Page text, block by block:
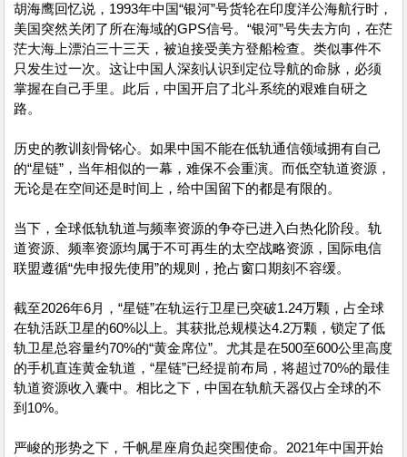
胡海鹰回忆说，1993年中国“银河”号货轮在印度洋公海航行时，
美国突然关闭了所在海域的GPS信号。“银河”号失去方向，在茫
茫大海上漂泊三十三天，被迫接受美方登船检查。类似事件不
只发生过一次。这让中国人深刻认识到定位导航的命脉，必须
掌握在自己手里。此后，中国开启了北斗系统的艰难自研之
路。
历史的教训刻骨铭心。如果中国不能在低轨通信领域拥有自己
的“星链”，当年相似的一幕，难保不会重演。而低空轨道资源，
无论是在空间还是时间上，给中国留下的都是有限的。
当下，全球低轨轨道与频率资源的争夺已进入白热化阶段。轨
道资源、频率资源均属于不可再生的太空战略资源，国际电信
联盟遵循“先申报先使用”的规则，抢占窗口期刻不容缓。
截至2026年6月，“星链”在轨运行卫星已突破1.24万颗，占全球
在轨活跃卫星的60%以上。其获批总规模达4.2万颗，锁定了低
轨卫星总容量约70%的“黄金席位”。尤其是在500至600公里高度
的手机直连黄金轨道，“星链”已经提前布局，将超过70%的最佳
轨道资源收入囊中。相比之下，中国在轨航天器仅占全球的不
到10%。
严峻的形势之下，千帆星座肩负起突围使命。2021年中国开始